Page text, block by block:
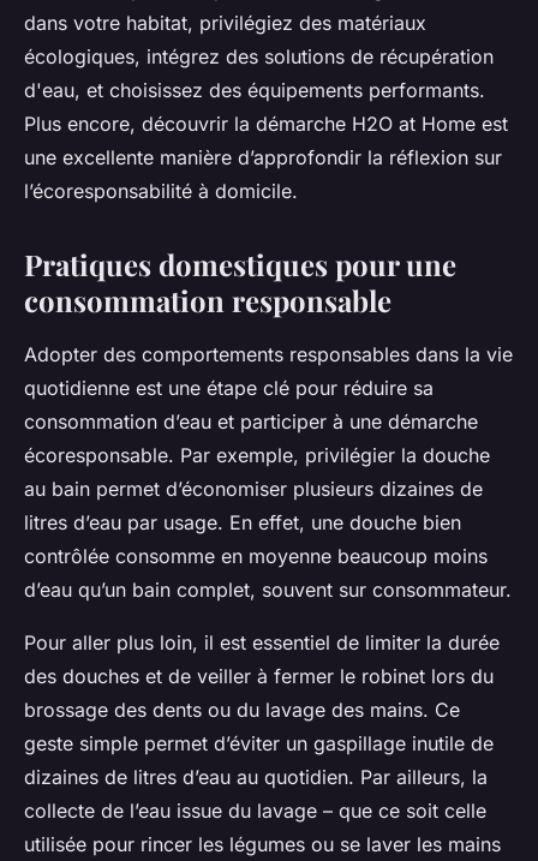
dans votre habitat, privilégiez des matériaux
écologiques, intégrez des solutions de récupération
d'eau, et choisissez des équipements performants.
Plus encore, découvrir la démarche H2O at Home est
une excellente manière d’approfondir la réflexion sur
l’écoresponsabilité à domicile.
Pratiques domestiques pour une
consommation responsable
Adopter des comportements responsables dans la vie
quotidienne est une étape clé pour réduire sa
consommation d’eau et participer à une démarche
écoresponsable. Par exemple, privilégier la douche
au bain permet d’économiser plusieurs dizaines de
litres d’eau par usage. En effet, une douche bien
contrôlée consomme en moyenne beaucoup moins
d’eau qu’un bain complet, souvent sur consommateur.
Pour aller plus loin, il est essentiel de limiter la durée
des douches et de veiller à fermer le robinet lors du
brossage des dents ou du lavage des mains. Ce
geste simple permet d’éviter un gaspillage inutile de
dizaines de litres d’eau au quotidien. Par ailleurs, la
collecte de l’eau issue du lavage – que ce soit celle
utilisée pour rincer les légumes ou se laver les mains